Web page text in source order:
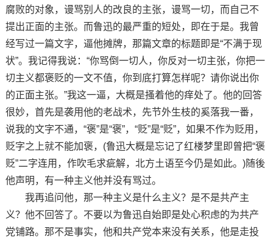
腐败的对象，谩骂别人的改良的主张，谩骂一切，而自己不
提出正面的主张。而鲁迅的最严重的短处，即在于是。我曾
经写过一篇文字，逼他摊牌，那篇文章的标题即是“不满于现
状”。我记得我说：“你骂倒一切人，你反对一切主张，你把一
切主义都褒贬的一文不值，你到底打算怎样呢？请你说出你
的正面主张。”我这一逼，大概是搔着他的痒处了。他的回答
很妙，首先是袭用他的老战术，先节外生枝的奚落我一番，
说我的文字不通，“褒”是“褒”，“贬”是“贬”，如果不作为贬用，
贬字之上就不能加褒，(鲁迅大概是忘记了红楼梦里即曾把“褒
贬”二字连用，作吹毛求疵解，北方土语至今仍是如此。)随後
他声明，有一种主义他并没有骂过。
我再追问他，那一种主义是什么主义？是不是共产主
义？他不回答了。不要以为鲁迅自始即是处心积虑的为共产
党铺路。那不是事实，他和共产党本来没有关系，他是走投